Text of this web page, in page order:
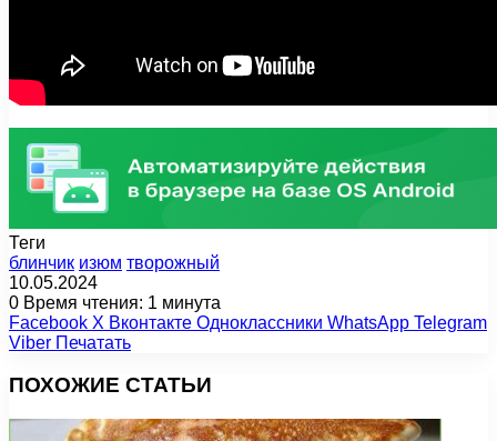
Теги
блинчик изюм творожный
10.05.2024
0 Время чтения: 1 минута
Facebook X Вконтакте Одноклассники WhatsApp Telegram
Viber Печатать
ПОХОЖИЕ СТАТЬИ